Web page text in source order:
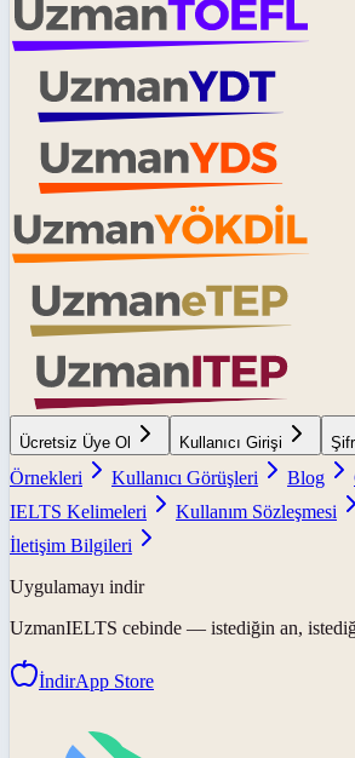
Ücretsiz Üye Ol Kullanıcı Girişi
Örnekleri
Kullanıcı Görüşleri Blog
IELTS Kelimeleri
Kullanım Sözleşmesi
İletişim Bilgileri
Uygulamayı indir
UzmanIELTS cebinde — istediğin an,
İndirApp Store